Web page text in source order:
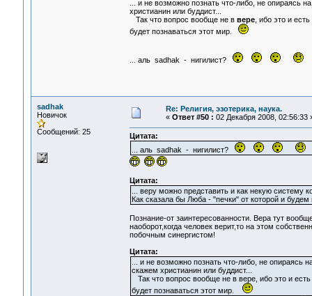
... и не возможно познать что-либо, не опираясь
христианин или буддист...
Так что вопрос вообще не в вере, ибо это и
будет познаваться этот мир.
... аль sadhak - нигилист?
sadhak
Новичок
Сообщений: 25
Re: Религия, эзотерика, наука.
« Ответ #50 : 02 Декабря 2008, 02:56:33
Цитата:
... аль sadhak - нигилист?
Цитата:
... веру можно представить и как некую систему
Как сказала бы Люба - "печки" от которой и
Познание-от заинтересованности. Вера тут
наоборот,когда человек верит,то на этом
побочным синергистом!
Цитата:
... и не возможно познать что-либо, не
скажем христианин или буддист...
Так что вопрос вообще не в вере, ибо это и
будет познаваться этот мир.